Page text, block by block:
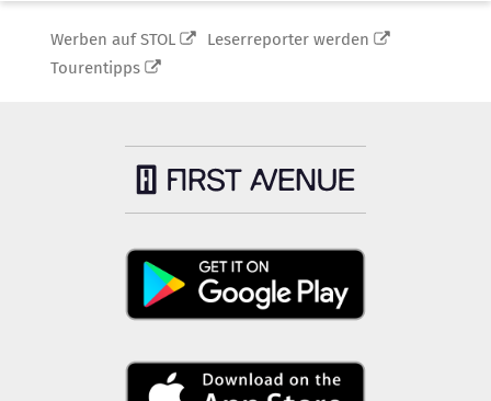
Werben auf STOL
Leserreporter werden
Tourentipps